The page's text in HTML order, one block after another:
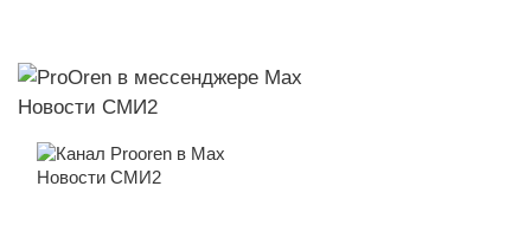
Новости СМИ2
Новости СМИ2